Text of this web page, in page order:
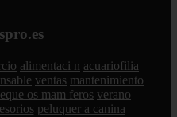
alimentaci n acuariofilia
ventas mantenimiento
os mam feros verano
peluquer a canina